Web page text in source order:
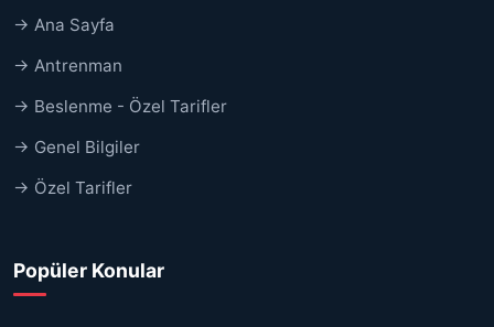
→ Ana Sayfa
→ Antrenman
→ Beslenme - Özel Tarifler
→ Genel Bilgiler
→ Özel Tarifler
Popüler Konular